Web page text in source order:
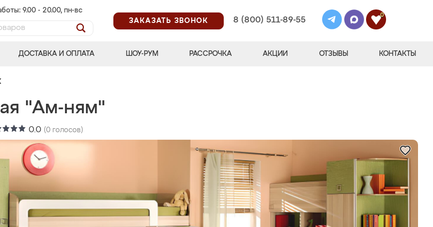
9.00 - 20.00, пн-вс
ЗАКАЗАТЬ ЗВОНОК
8 (800) 511-89-55
0
ДОСТАВКА И ОПЛАТА ШОУ-РУМ РАССРОЧКА АКЦИИ ОТЗЫВЫ КОНТАКТЫ
"Ам-ням"
0.0 (0 голосов)